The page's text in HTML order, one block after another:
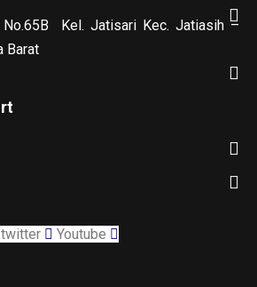
Kel. Jatisari Kec. Jatiasih –
Barat
Youtube